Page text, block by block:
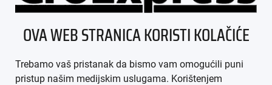
ÜBER UNS
IMPRESSUM
AGB
OVA WEB STRANICA KORISTI KOLAČIĆE
Trebamo vaš pristanak da bismo vam omogućili puni
pristup našim medijskim uslugama. Korištenjem